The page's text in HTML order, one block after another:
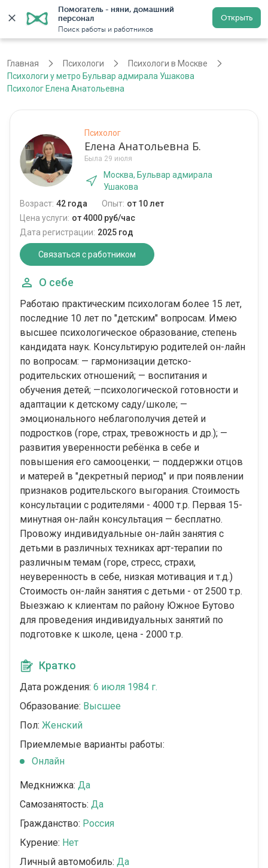
Помогатель - няни, домашний
персонал
Поиск работы и работников
Открыть
Регистрация
Главная Психологи
Психологи в Москве
Психологи у метро Бульвар адмирала Ушакова
Психолог Елена Анатольевна
Психолог
Елена Анатольевна Б.
Была 29 июля
Москва, Бульвар адмирала
Ушакова
Возраст: 42 года Опыт: от 10 лет
Цена услуги: от 4000 руб/час
Дата регистрации: 2025 год
Связаться с работником
О себе
Работаю практическим психологам более 15 лет,
последние 10 лет по "детским" вопросам. Имею
высшее психологическое образование, степень
кандидата наук. Консультирую родителей он-лайн
по вопросам: — гармонизации детско-
родительских отношений; — воспитания и
обучения детей; —психологической готовности и
адаптации к детскому саду/школе; —
эмоционального неблагополучия детей и
подростков (горе, страх, тревожность и др.); —
развития уверенности ребёнка в себе и
повышения его самооценки; — поддержки отцов
и матерей в "декретный период" и при появлении
признаков родительского выгорания. Стоимость
консультации с родителями - 4000 т.р. Первая 15-
минутная он-лайн консультация — бесплатно.
Провожу индивидуальные он-лайн занятия с
детьми в различных техниках арт-терапии по
различным темам (горе, стресс, страхи,
неуверенность в себе, низкая мотивация и т.д.)
Стоимость он-лайн занятия с детьми - от 2500 т.р.
Выезжаю к клиентам по району Южное Бутово
для проведения индивидуальных занятий по
подготовке к школе, цена - 2000 т.р.
Кратко
Дата рождения: 6 июля 1984 г.
Образование: Высшее
Пол: Женский
Приемлемые варианты работы:
Онлайн
Медкнижка: Да
Самозанятость: Да
Гражданство: Россия
Курение: Нет
Личный автомобиль: Да